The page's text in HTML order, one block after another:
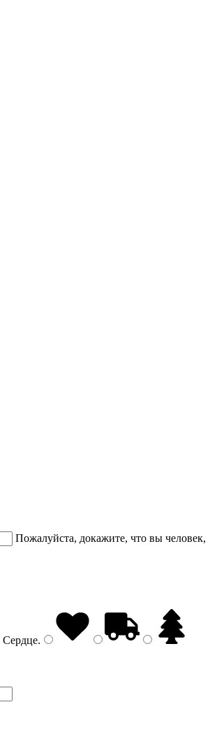
Пожалуйста, докажите, что вы человек,
Сердце.